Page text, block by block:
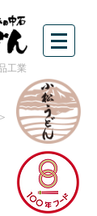
工業